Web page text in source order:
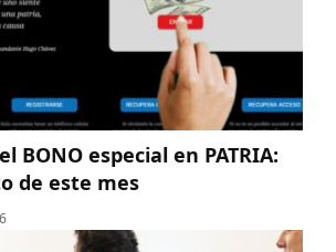
BONO especial en PATRIA:
de este mes